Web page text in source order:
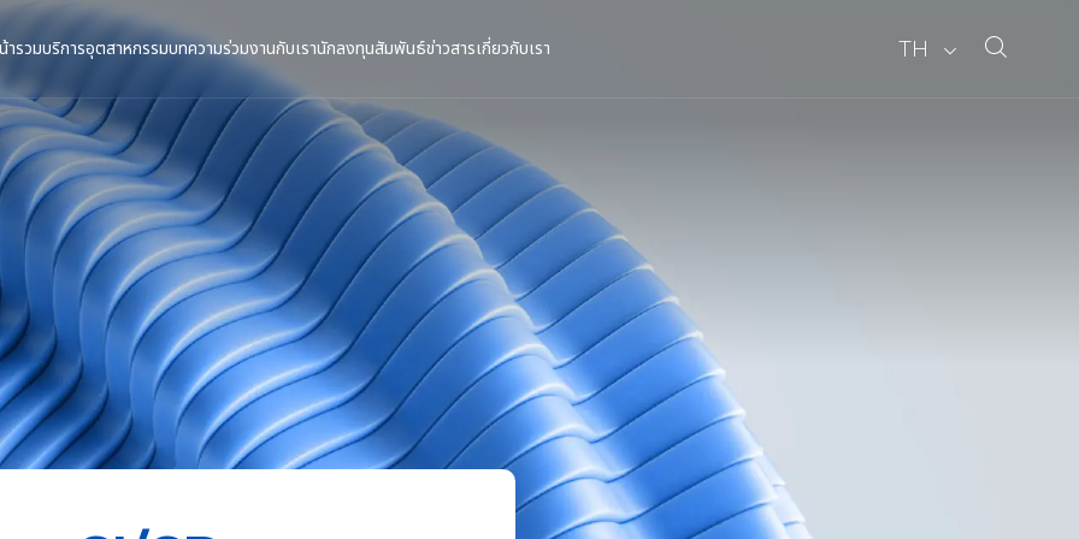
ารวมบริการอุตสาหกรรมบทความร่วมงานกับเรานักลงทุนสัมพันธ์ข่าวสารเกี่ยวกับเรา TH